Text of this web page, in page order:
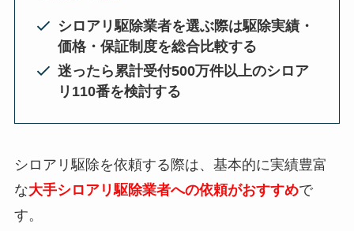
シロアリ駆除業者を選ぶ際は駆除実績・
価格・保証制度を総合比較する
迷ったら累計受付500万件以上のシロア
リ110番を検討する
シロアリ駆除を依頼する際は、基本的に実績豊富
な大手シロアリ駆除業者への依頼がおすすめで
す。